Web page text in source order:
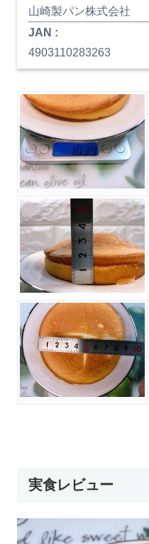
山崎製パン株式会社
JAN :
4903110283263
実食レビュー